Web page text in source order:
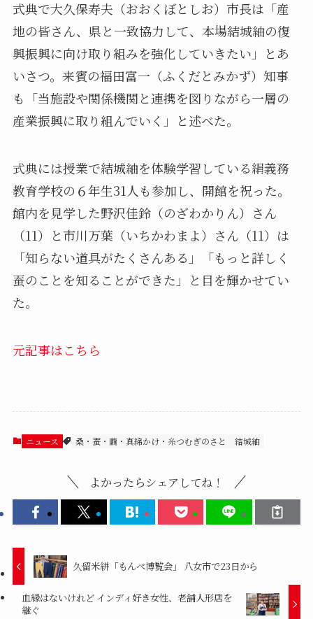
式典で大久保寿夫（おおくぼとしお）市長は「産
地の皆さん、県と一致協力して、本場結城紬の復
興振興に向け取り組みを強化していきたい」とあ
いさつ。来賓の福田富一（ふくだとみかず）知事
も「当施設や関係機関と連携を図りながら一層の
産業振興に取り組んでいく」と述べた。
式典には授業で結城紬を体験学習している絹義務
教育学校の６年生31人も参加し、開館を祝った。
館内を見学した野沢佳鈴（のざわかりん）さん
（11）と市川万葉（いちかわまよ）さん（11）は
「知らない道具がたくさんある」「もっと詳しく
蚕のことを知ることができた」と目を輝かせてい
た。
元記事はこちら
ニュース 桑・蚕・繭・真綿かけ・糸つむぎのさと 結城紬
よかったらシェアしてね！
久留米絣「もんぺ博覧会」 八女市で23日から
血縁はないけれど インディ好き女性、老舗人形店を
継ぐ